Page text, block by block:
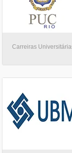
Carreiras